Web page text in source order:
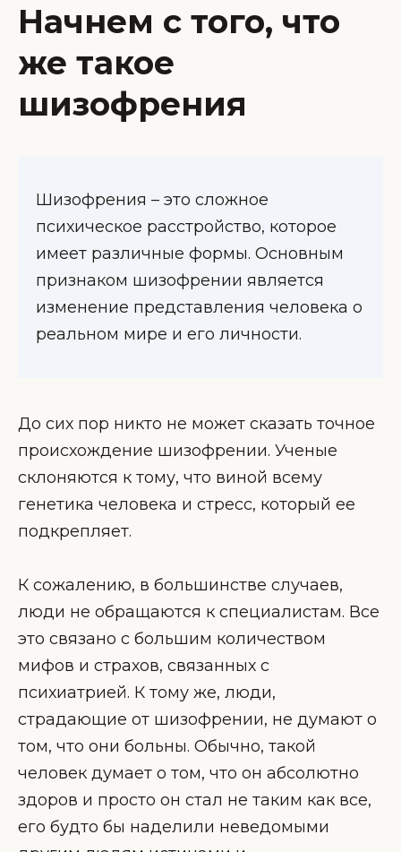
Начнем с того, что
же такое
шизофрения
Шизофрения – это сложное
психическое расстройство, которое
имеет различные формы. Основным
признаком шизофрении является
изменение представления человека о
реальном мире и его личности.
До сих пор никто не может сказать точное
происхождение шизофрении. Ученые
склоняются к тому, что виной всему
генетика человека и стресс, который ее
подкрепляет.
К сожалению, в большинстве случаев,
люди не обращаются к специалистам. Все
это связано с большим количеством
мифов и страхов, связанных с
психиатрией. К тому же, люди,
страдающие от шизофрении, не думают о
том, что они больны. Обычно, такой
человек думает о том, что он абсолютно
здоров и просто он стал не таким как все,
его будто бы наделили неведомыми